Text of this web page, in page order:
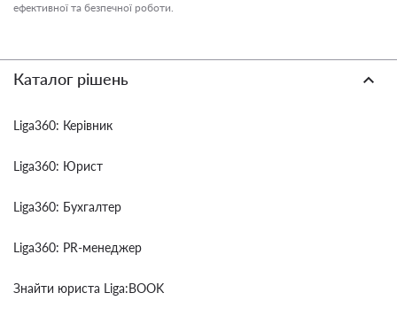
ефективної та безпечної роботи.
Каталог рішень
Liga360: Керівник
Liga360: Юрист
Liga360: Бухгалтер
Liga360: PR-менеджер
Знайти юриста Liga:BOOK